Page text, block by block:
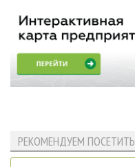
РЕКОМЕНДУЕМ ПОСЕТИТЬ